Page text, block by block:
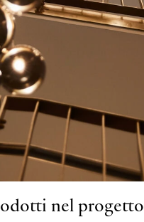
nel progetto